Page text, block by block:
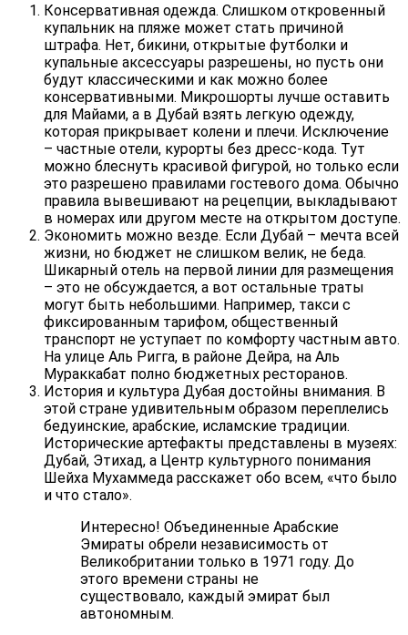
Консервативная одежда. Слишком откровенный
купальник на пляже может стать причиной
штрафа. Нет, бикини, открытые футболки и
купальные аксессуары разрешены, но пусть они
будут классическими и как можно более
консервативными. Микрошорты лучше оставить
для Майами, а в Дубай взять легкую одежду,
которая прикрывает колени и плечи. Исключение
– частные отели, курорты без дресс-кода. Тут
можно блеснуть красивой фигурой, но только если
это разрешено правилами гостевого дома. Обычно
правила вывешивают на рецепции, выкладывают
в номерах или другом месте на открытом доступе.
Экономить можно везде. Если Дубай – мечта всей
жизни, но бюджет не слишком велик, не беда.
Шикарный отель на первой линии для размещения
– это не обсуждается, а вот остальные траты
могут быть небольшими. Например, такси с
фиксированным тарифом, общественный
транспорт не уступает по комфорту частным авто.
На улице Аль Ригга, в районе Дейра, на Аль
Мураккабат полно бюджетных ресторанов.
История и культура Дубая достойны внимания. В
этой стране удивительным образом переплелись
бедуинские, арабские, исламские традиции.
Исторические артефакты представлены в музеях:
Дубай, Этихад, а Центр культурного понимания
Шейха Мухаммеда расскажет обо всем, «что было
и что стало».
Интересно! Объединенные Арабские
Эмираты обрели независимость от
Великобритании только в 1971 году. До
этого времени страны не
существовало, каждый эмират был
автономным.